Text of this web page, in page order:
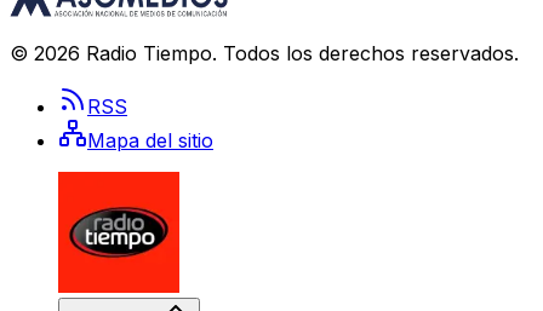
© 2026 Radio Tiempo. Todos los derechos reservados.
RSS
Mapa del sitio